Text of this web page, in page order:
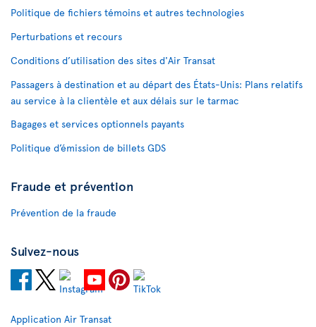
Politique de fichiers témoins et autres technologies
Perturbations et recours
Conditions d’utilisation des sites d'Air Transat
Passagers à destination et au départ des États-Unis: Plans relatifs
au service à la clientèle et aux délais sur le tarmac
Bagages et services optionnels payants
Politique d’émission de billets GDS
Fraude et prévention
Prévention de la fraude
Suivez-nous
Application Air Transat